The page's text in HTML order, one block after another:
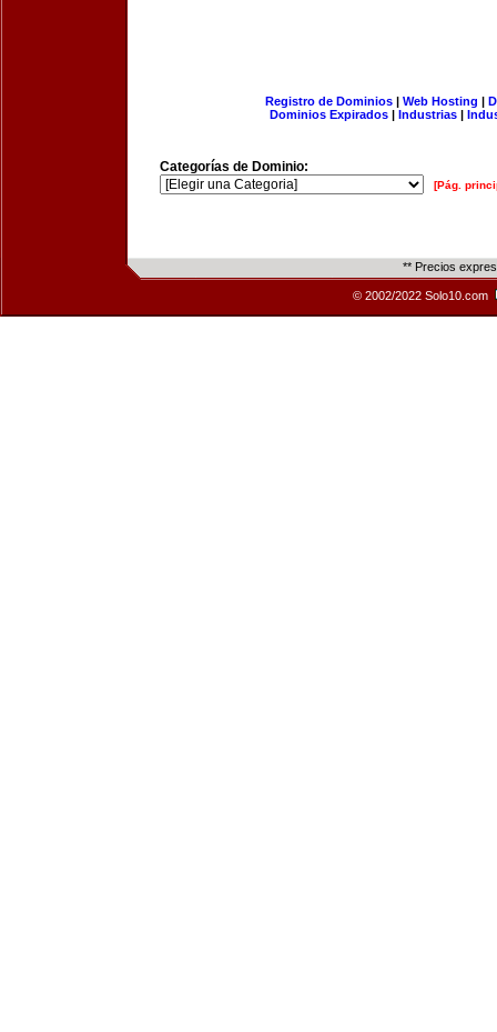
Registro de Dominios| Web Hosting |
Dominios Expirados | Industrias |
Categorías de Dominio:
[Pág.
** Precios
© 2002/2022 Solo10.com